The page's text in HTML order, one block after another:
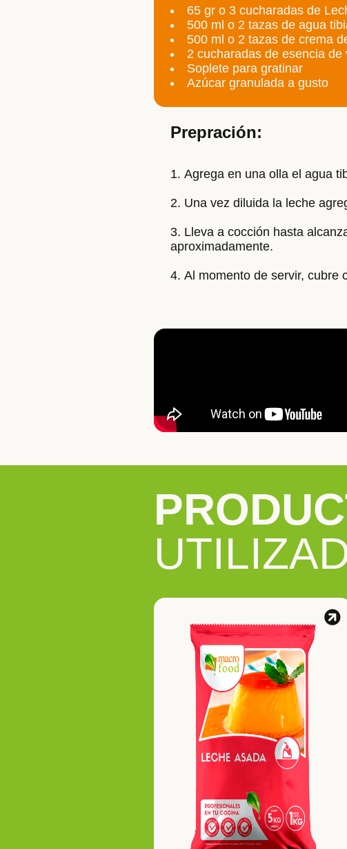
65 gr o 3 cucharadas de
500 ml o 2 tazas de agua
500 ml o 2 tazas de crema
2 cucharadas de esencia de
Soplete para gratinar
Azúcar granulada a gusto
Prepración:
Agrega en una olla el agua
Una vez diluida la leche
Lleva a cocción hasta
aproximadamente.
Al momento de servir, cubre